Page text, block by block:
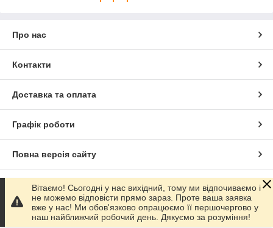
Про нас
Контакти
Доставка та оплата
Графік роботи
Повна версія сайту
Сайт створено на маркетплейсіProm.ua
Політика конфіденційності
Вітаємо! Сьогодні у нас вихідний, тому ми відпочиваємо і
не можемо відповісти прямо зараз. Проте ваша заявка
вже у нас! Ми обов'язково опрацюємо її першочергово у
наш найближчий робочий день. Дякуємо за розуміння!